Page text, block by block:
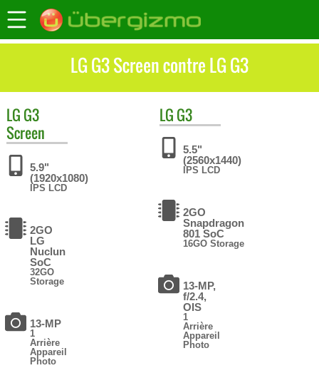
LG G3 Screen contre LG G3
LG G3
Screen
5.9"
(1920x1080)
IPS LCD
2GO
LG
Nuclun
SoC
32GO
Storage
13-MP
1
Arrière
Appareil
Photo
LG G3
5.5"
(2560x1440)
IPS LCD
2GO
Snapdragon
801 SoC
16GO Storage
13-MP,
f/2.4,
OIS
1
Arrière
Appareil
Photo